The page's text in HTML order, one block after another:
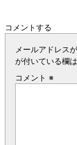
コメントする
メールアドレス
が付いている欄
コメント ※